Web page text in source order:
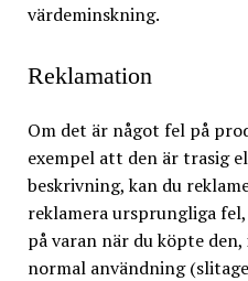
värdeminskning.
Reklamation
Om det är något fel på
exempel att den är trasig
beskrivning, kan du
reklamera ursprungliga
på varan när du köpte
normal användning